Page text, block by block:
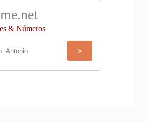
& Números